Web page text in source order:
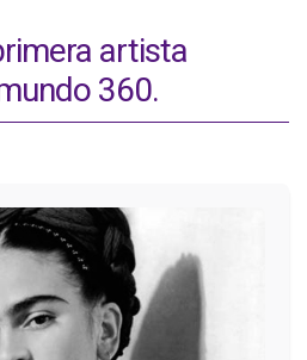
artista
360.